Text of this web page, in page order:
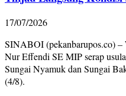
17/07/2026
SINABOI (pekanbarupos.co)
Nur Effendi SE MIP serap
Sungai Nyamuk dan Sungai
(4/8).